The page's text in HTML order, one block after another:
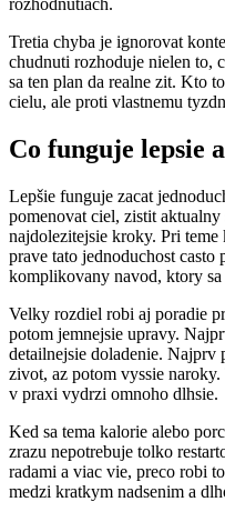
Tretia chyba je ignorovat
chudnuti rozhoduje nielen to,
sa ten plan da realne zit. Kto
cielu, ale proti vlastnemu
Co funguje lepsie
Lepšie funguje zacat
pomenovat ciel, zistit aktualny
najdolezitejsie kroky. Pri
prave tato jednoduchost casto
komplikovany navod, ktory
Velky rozdiel robi aj poradie
potom jemnejsie upravy.
detailnejsie doladenie. Najprv
zivot, az potom vyssie
v praxi vydrzi omnoho dlhsie.
Ked sa tema kalorie alebo
zrazu nepotrebuje tolko
radami a viac vie, preco robi
medzi kratkym nadsenim a